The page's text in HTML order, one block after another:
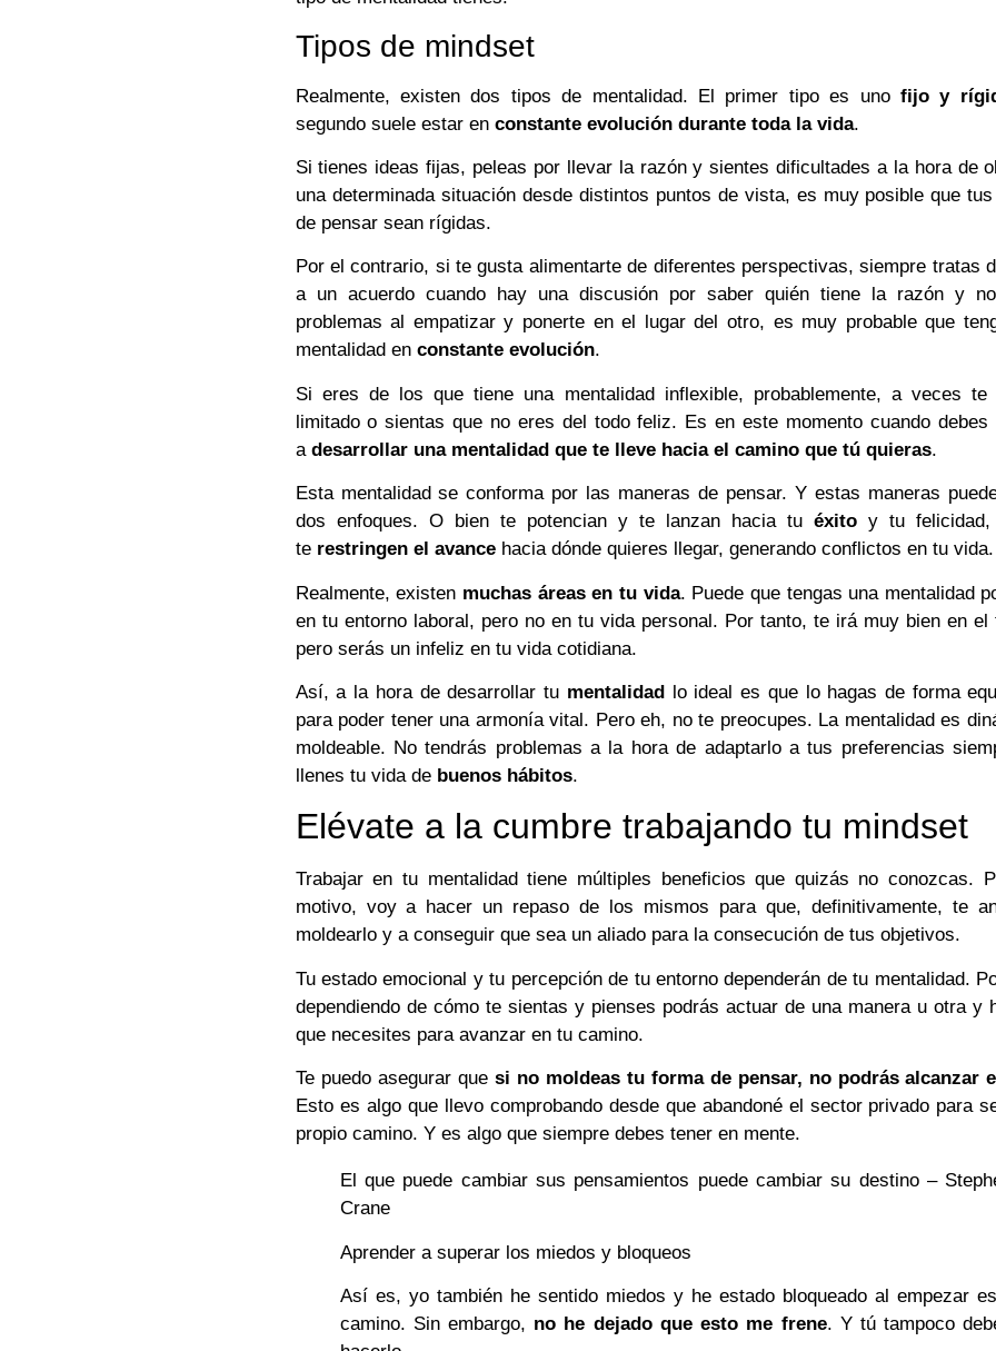
Tipos de mindset
Realmente, existen dos tipos de mentalidad. El primer tipo es uno fijo y
segundo suele estar en constante evolución durante toda la vida.
Si tienes ideas fijas, peleas por llevar la razón y sientes dificultades a la hora de
una determinada situación desde distintos puntos de vista, es muy posible que
de pensar sean rígidas.
Por el contrario, si te gusta alimentarte de diferentes perspectivas, siempre tratas
a un acuerdo cuando hay una discusión por saber quién tiene la razón y
problemas al empatizar y ponerte en el lugar del otro, es muy probable que
mentalidad en constante evolución.
Si eres de los que tiene una mentalidad inflexible, probablemente, a veces te
limitado o sientas que no eres del todo feliz. Es en este momento cuando debes
a desarrollar una mentalidad que te lleve hacia el camino que tú quieras.
Esta mentalidad se conforma por las maneras de pensar. Y estas maneras
dos enfoques. O bien te potencian y te lanzan hacia tuéxito y tu
te restringen el avancehacia dónde quieres llegar, generando conflictos en tu vida.
Realmente, existen muchas áreas en tu vida. Puede que tengas una mentalidad
en tu entorno laboral, pero no en tu vida personal. Por tanto, te irá muy bien en el
pero serás un infeliz en tu vida cotidiana.
Así, a la hora de desarrollar tu mentalidadlo ideal es que lo hagas de forma
para poder tener una armonía vital. Pero eh, no te preocupes. La mentalidad es
moldeable. No tendrás problemas a la hora de adaptarlo a tus preferencias
llenes tu vida de buenos hábitos.
Elévate a la cumbre trabajando tu mindset
Trabajar en tu mentalidad tiene múltiples beneficios que quizás no conozcas.
motivo, voy a hacer un repaso de los mismos para que, definitivamente, te
moldearlo y a conseguir que sea un aliado para la consecución de tus objetivos.
Tu estado emocional y tu percepción de tu entorno dependerán de tu mentalidad.
dependiendo de cómo te sientas y pienses podrás actuar de una manera u otra y
que necesites para avanzar en tu camino.
Te puedo asegurar que si no moldeas tu forma de pensar, no podrás alcanzar
Esto es algo que llevo comprobando desde que abandoné el sector privado para
propio camino. Y es algo que siempre debes tener en mente.
El que puede cambiar sus pensamientos puede cambiar su destino –
Crane
Aprender a superar los miedos y bloqueos
Así es, yo también he sentido miedos y he estado bloqueado al empezar
camino. Sin embargo, no he dejado que esto me frene. Y tú tampoco